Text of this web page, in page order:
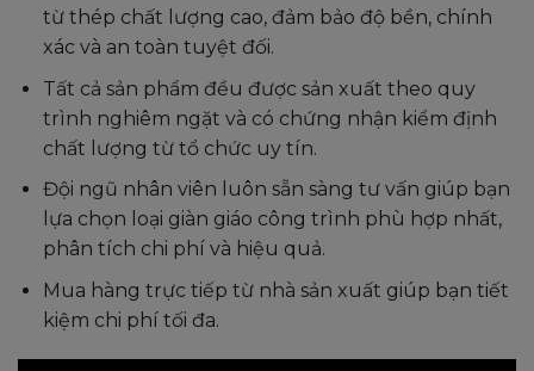
từ thép chất lượng cao, đảm bảo độ bền, chính
xác và an toàn tuyệt đối.
Tất cả sản phẩm đều được sản xuất theo quy
trình nghiêm ngặt và có chứng nhận kiểm định
chất lượng từ tổ chức uy tín.
Đội ngũ nhân viên luôn sẵn sàng tư vấn giúp bạn
lựa chọn loại giàn giáo công trình phù hợp nhất,
phân tích chi phí và hiệu quả.
Mua hàng trực tiếp từ nhà sản xuất giúp bạn tiết
kiệm chi phí tối đa.